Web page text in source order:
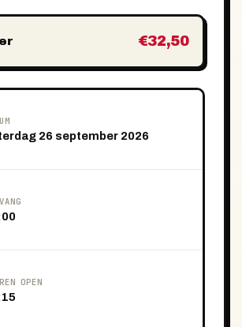
€32,50
26 september 2026
OPEN